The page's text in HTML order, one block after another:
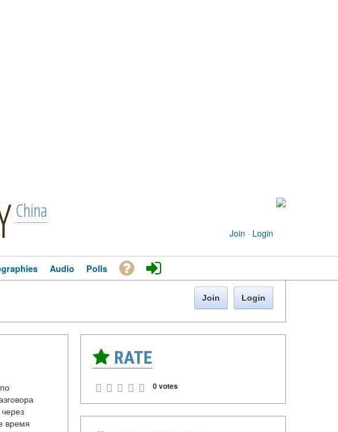
China
Join · Login
Audio Polls
Join Login
время
RATE
0 votes